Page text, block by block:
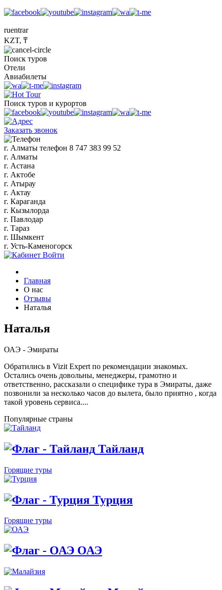
ruentrar
KZT, ₸
Поиск туров
Отели
Авиабилеты
Поиск туров и курортов
Заказать звонок
г. Алматы телефон 8 747 383 99 52
г. Алматы
г. Астана
г. Актобе
г. Атырау
г. Актау
г. Караганда
г. Кызылорда
г. Павлодар
г. Тараз
г. Шымкент
г. Усть-Каменогорск
Войти
Главная
О нас
Отзывы
Наталья
Наталья
ОАЭ - Эмираты
Обратились в Vizit Expert по рекомендации знакомых.
Остались очень довольны, менеджеры, грамотно и
ответственно, рассказали о специфике тура в Эмираты, даже
позвонили за несколько часов до вылета, было приятно , когда
такой уровень сервиса....
Популярные страны
Тайланд
Горящие туры
Турция
Горящие туры
ОАЭ